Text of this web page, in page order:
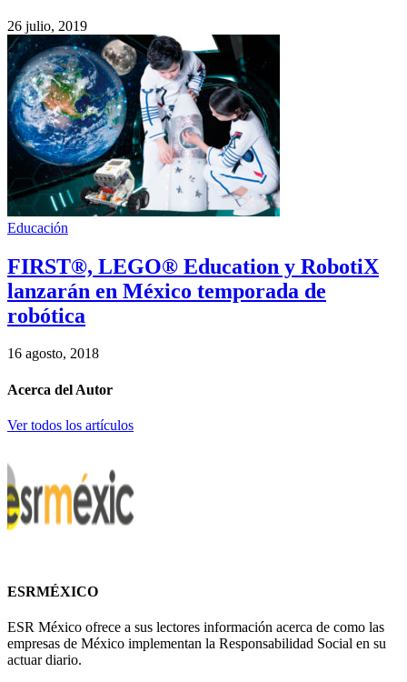
26 julio, 2019
Educación
FIRST®, LEGO® Education y RobotiX
lanzarán en México temporada de
robótica
16 agosto, 2018
Acerca del Autor
Ver todos los artículos
ESRMÉXICO
ESR México ofrece a sus lectores información acerca de como las
empresas de México implementan la Responsabilidad Social en su
actuar diario.